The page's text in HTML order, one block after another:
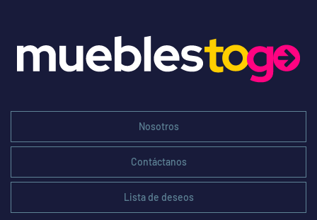
Nosotros
Contáctanos
Lista de deseos